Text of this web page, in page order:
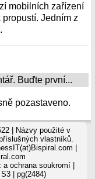
mobilních zařízení
Jedním z
Buďte první...
pozastaveno.
| Názvy použité v
vlastníků.
|
a ochrana soukromí|
| pg(2484)